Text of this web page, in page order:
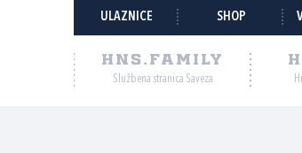
ULAZNICE SHOP
HNS.FAMILY
Službena stranica Saveza